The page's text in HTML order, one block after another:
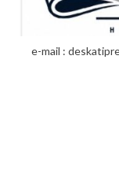
e-mail :